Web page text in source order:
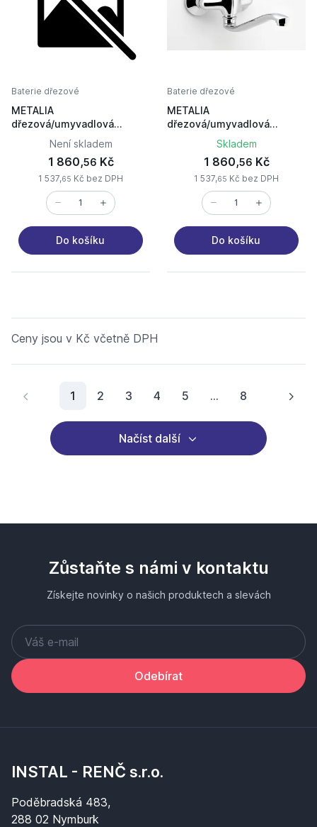
Baterie dřezové
METALIA
dřezová/umyvadlová
nástěnná 55070L.0 rozteč
150mm chrom lékařská páka
Není skladem
1 860,56 Kč
1 537,65 Kč bez DPH
Do košíku
Baterie dřezové
METALIA
dřezová/umyvadlová
nástěnná 55074.0 rozteč
100mm chrom
Skladem
1 860,56 Kč
1 537,65 Kč bez DPH
Do košíku
Ceny jsou v Kč včetně DPH
1 Aktuální stránka
2 3 4 5 ... 8
Načíst další
Zůstaňte s námi v kontaktu
Získejte novinky o našich produktech a slevách
Odebírat
INSTAL - RENČ s.r.o.
Poděbradská 483,
288 02 Nymburk